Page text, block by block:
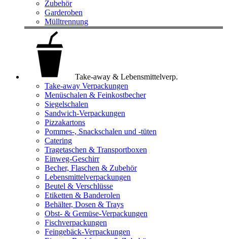
Zubehör
Garderoben
Mülltrennung
Take-away & Lebensmittelverp.
Take-away Verpackungen
Menüschalen & Feinkostbecher
Siegelschalen
Sandwich-Verpackungen
Pizzakartons
Pommes-, Snackschalen und -tüten
Catering
Tragetaschen & Transportboxen
Einweg-Geschirr
Becher, Flaschen & Zubehör
Lebensmittelverpackungen
Beutel & Verschlüsse
Etiketten & Banderolen
Behälter, Dosen & Trays
Obst- & Gemüse-Verpackungen
Fischverpackungen
Feingebäck-Verpackungen